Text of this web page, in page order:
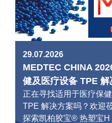
29.07.2026
MEDTEC CHINA
健及医疗设备 TPE 解
正在寻找适用于医疗保
TPE 解决方案吗？欢迎
探索凯柏胶宝® 热塑宝H